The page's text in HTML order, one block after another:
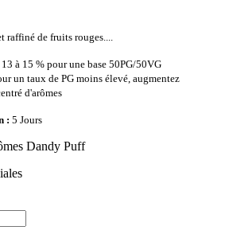
de fruits rouges....
13 à 15 % pour une base 50PG/50VG
un taux de PG moins élevé, augmentez
d'arômes
: 5 Jours